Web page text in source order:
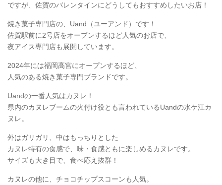
ですが、佐賀のバレンタインにどうしてもおすすめしたいお店！
焼き菓子専門店の、Uand（ユーアンド）です！
佐賀駅前に2号店をオープンするほど人気のお店で、
夜アイス専門店も展開しています。
2024年には福岡高宮にオープンするほど、
人気のある焼き菓子専門ブランドです。
Uandの一番人気はカヌレ！
県内のカヌレブームの火付け役とも言われているUandの水ケ江カ
ヌレ。
外はガリガリ、中はもっちりとした
カヌレ特有の食感で、味・食感ともに楽しめるカヌレです。
サイズも大き目で、食べ応え抜群！
カヌレの他に、チョコチップスコーンも人気。